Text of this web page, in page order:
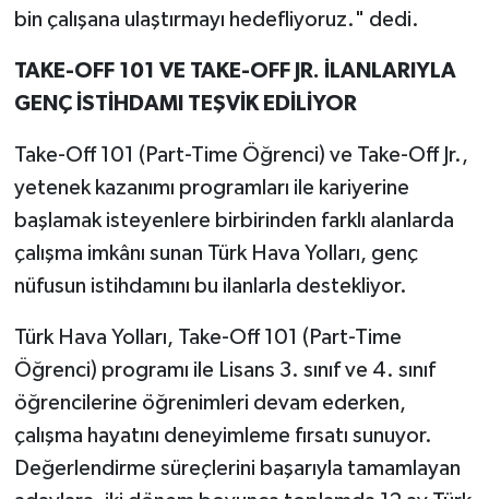
bin çalışana ulaştırmayı hedefliyoruz." dedi.
TAKE-OFF 101 VE TAKE-OFF JR. İLANLARIYLA
GENÇ İSTİHDAMI TEŞVİK EDİLİYOR
Take-Off 101 (Part-Time Öğrenci) ve Take-Off Jr.,
yetenek kazanımı programları ile kariyerine
başlamak isteyenlere birbirinden farklı alanlarda
çalışma imkânı sunan Türk Hava Yolları, genç
nüfusun istihdamını bu ilanlarla destekliyor.
Türk Hava Yolları, Take-Off 101 (Part-Time
Öğrenci) programı ile Lisans 3. sınıf ve 4. sınıf
öğrencilerine öğrenimleri devam ederken,
çalışma hayatını deneyimleme fırsatı sunuyor.
Değerlendirme süreçlerini başarıyla tamamlayan